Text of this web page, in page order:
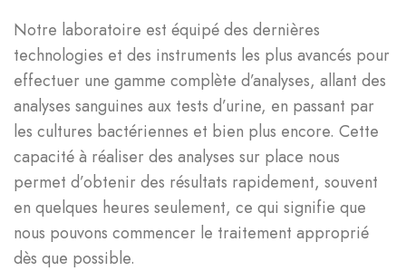
Notre laboratoire est équipé des dernières
technologies et des instruments les plus avancés pour
effectuer une gamme complète d’analyses, allant des
analyses sanguines aux tests d’urine, en passant par
les cultures bactériennes et bien plus encore. Cette
capacité à réaliser des analyses sur place nous
permet d’obtenir des résultats rapidement, souvent
en quelques heures seulement, ce qui signifie que
nous pouvons commencer le traitement approprié
dès que possible.